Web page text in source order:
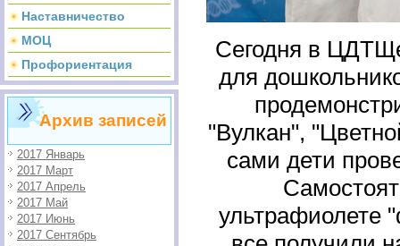
Наставничество
МОЦ
Профориентация
Архив записей
2017 Январь
2017 Март
2017 Апрель
2017 Май
2017 Июнь
2017 Сентябрь
Сегодня в
для
"Вулкан",
сами дети
ультрафиолете